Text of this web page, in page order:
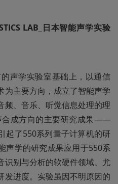
LAB_日本智能声学实验
声学实验室基础上，以通信
为主要方向，成立了智能声学
频、音乐、听觉信息处理的理
合成方向的主要研究成果——
起了550系列量子计算机的研
声学的研究成果应用于550系
识别与分析的软硬件领域、尤
发进度。实验虽因不明原因的